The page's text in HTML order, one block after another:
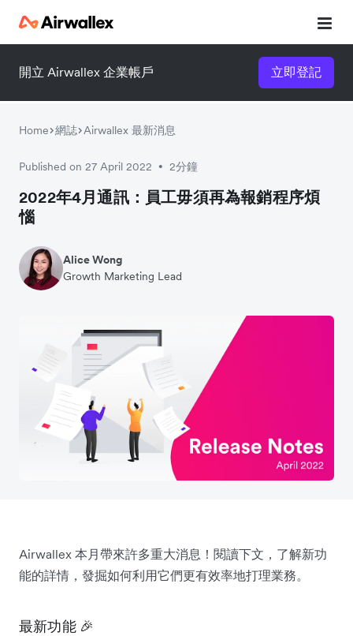
開立 Airwallex 企業帳戶 立即登記
Home 網誌 Airwallex 最新消息
Published on 27 April 2022 • 2分鐘
2022年4月通訊：員工毋須再為報銷程序煩
惱
Alice Wong
Growth Marketing Lead
Airwallex 本月帶來許多重大消息！閱讀下文，了解新功
能的詳情，發掘如何利用它們更有效率地打理業務。
最新功能 🎉